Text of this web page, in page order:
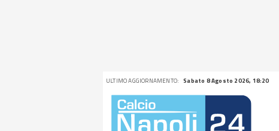
ULTIMO AGGIORNAMENTO: Sabato 8 Agosto 2026, 18:20